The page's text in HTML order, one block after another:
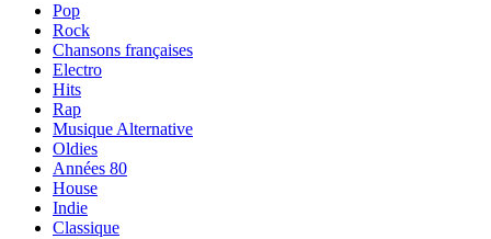
Pop
Rock
Chansons françaises
Electro
Hits
Rap
Musique Alternative
Oldies
Années 80
House
Indie
Classique